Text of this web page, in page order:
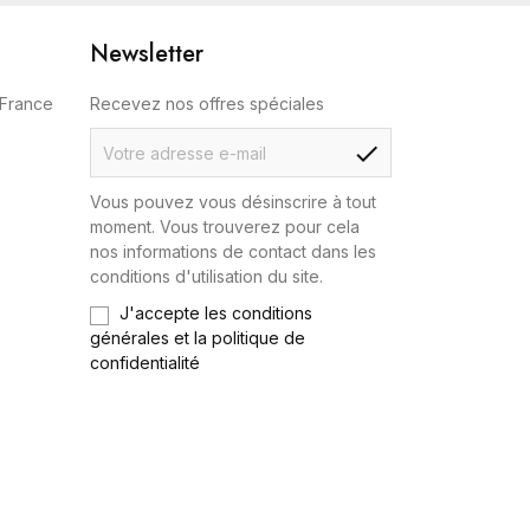
Newsletter
Recevez nos offres spéciales
check
Vous pouvez vous désinscrire à tout
moment. Vous trouverez pour cela
nos informations de contact dans les
conditions d'utilisation du site.
J'accepte les conditions
générales et la politique de
confidentialité